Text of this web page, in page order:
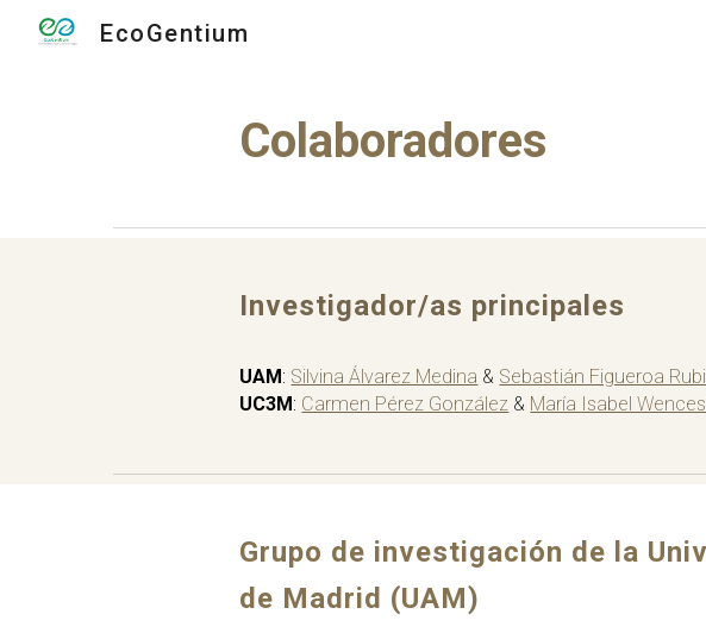
EcoGentium
Colaboradores
Investigador/as principales
UAM: Silvina Álvarez Medina & Sebastián Figueroa
UC3M: Carmen Pérez González & María Isabel
Grupo de investigación de la
de Madrid (UAM)